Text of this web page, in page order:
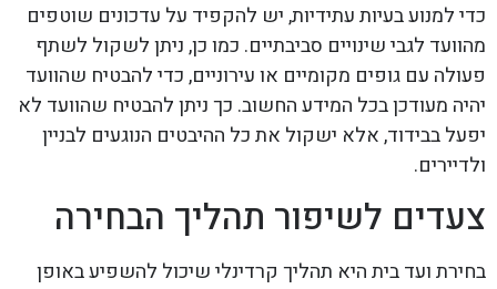
כדי למנוע בעיות עתידיות, יש להקפיד על עדכונים שוטפים
מהוועד לגבי שינויים סביבתיים. כמו כן, ניתן לשקול לשתף
פעולה עם גופים מקומיים או עירוניים, כדי להבטיח שהוועד
יהיה מעודכן בכל המידע החשוב. כך ניתן להבטיח שהוועד לא
יפעל בבידוד, אלא ישקול את כל ההיבטים הנוגעים לבניין
ולדיירים.
צעדים לשיפור תהליך הבחירה
בחירת ועד בית היא תהליך קרדינלי שיכול להשפיע באופן